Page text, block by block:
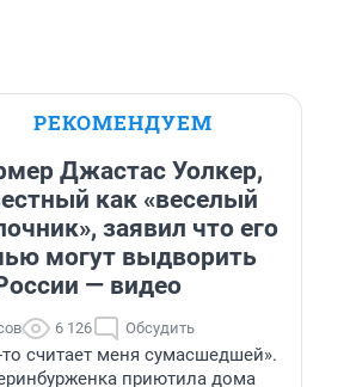
РЕКОМЕНДУЕМ
Джастас Уолкер,
как «веселый
заявил что его
могут выдворить
— видео
6 126 Обсудить
то считает меня сумасшедшей».
приютила дома